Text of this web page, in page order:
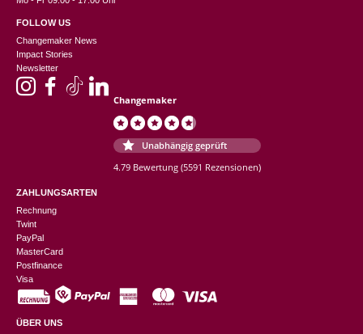
FOLLOW US
Changemaker News
Impact Stories
Newsletter
Changemaker
Unabhängig geprüft
4.79 Bewertung (5591 Rezensionen)
ZAHLUNGSARTEN
Rechnung
Twint
PayPal
MasterCard
Postfinance
Visa
ÜBER UNS